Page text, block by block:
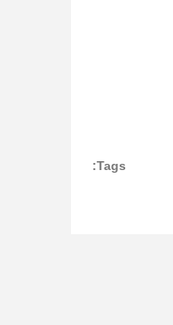
Tags: